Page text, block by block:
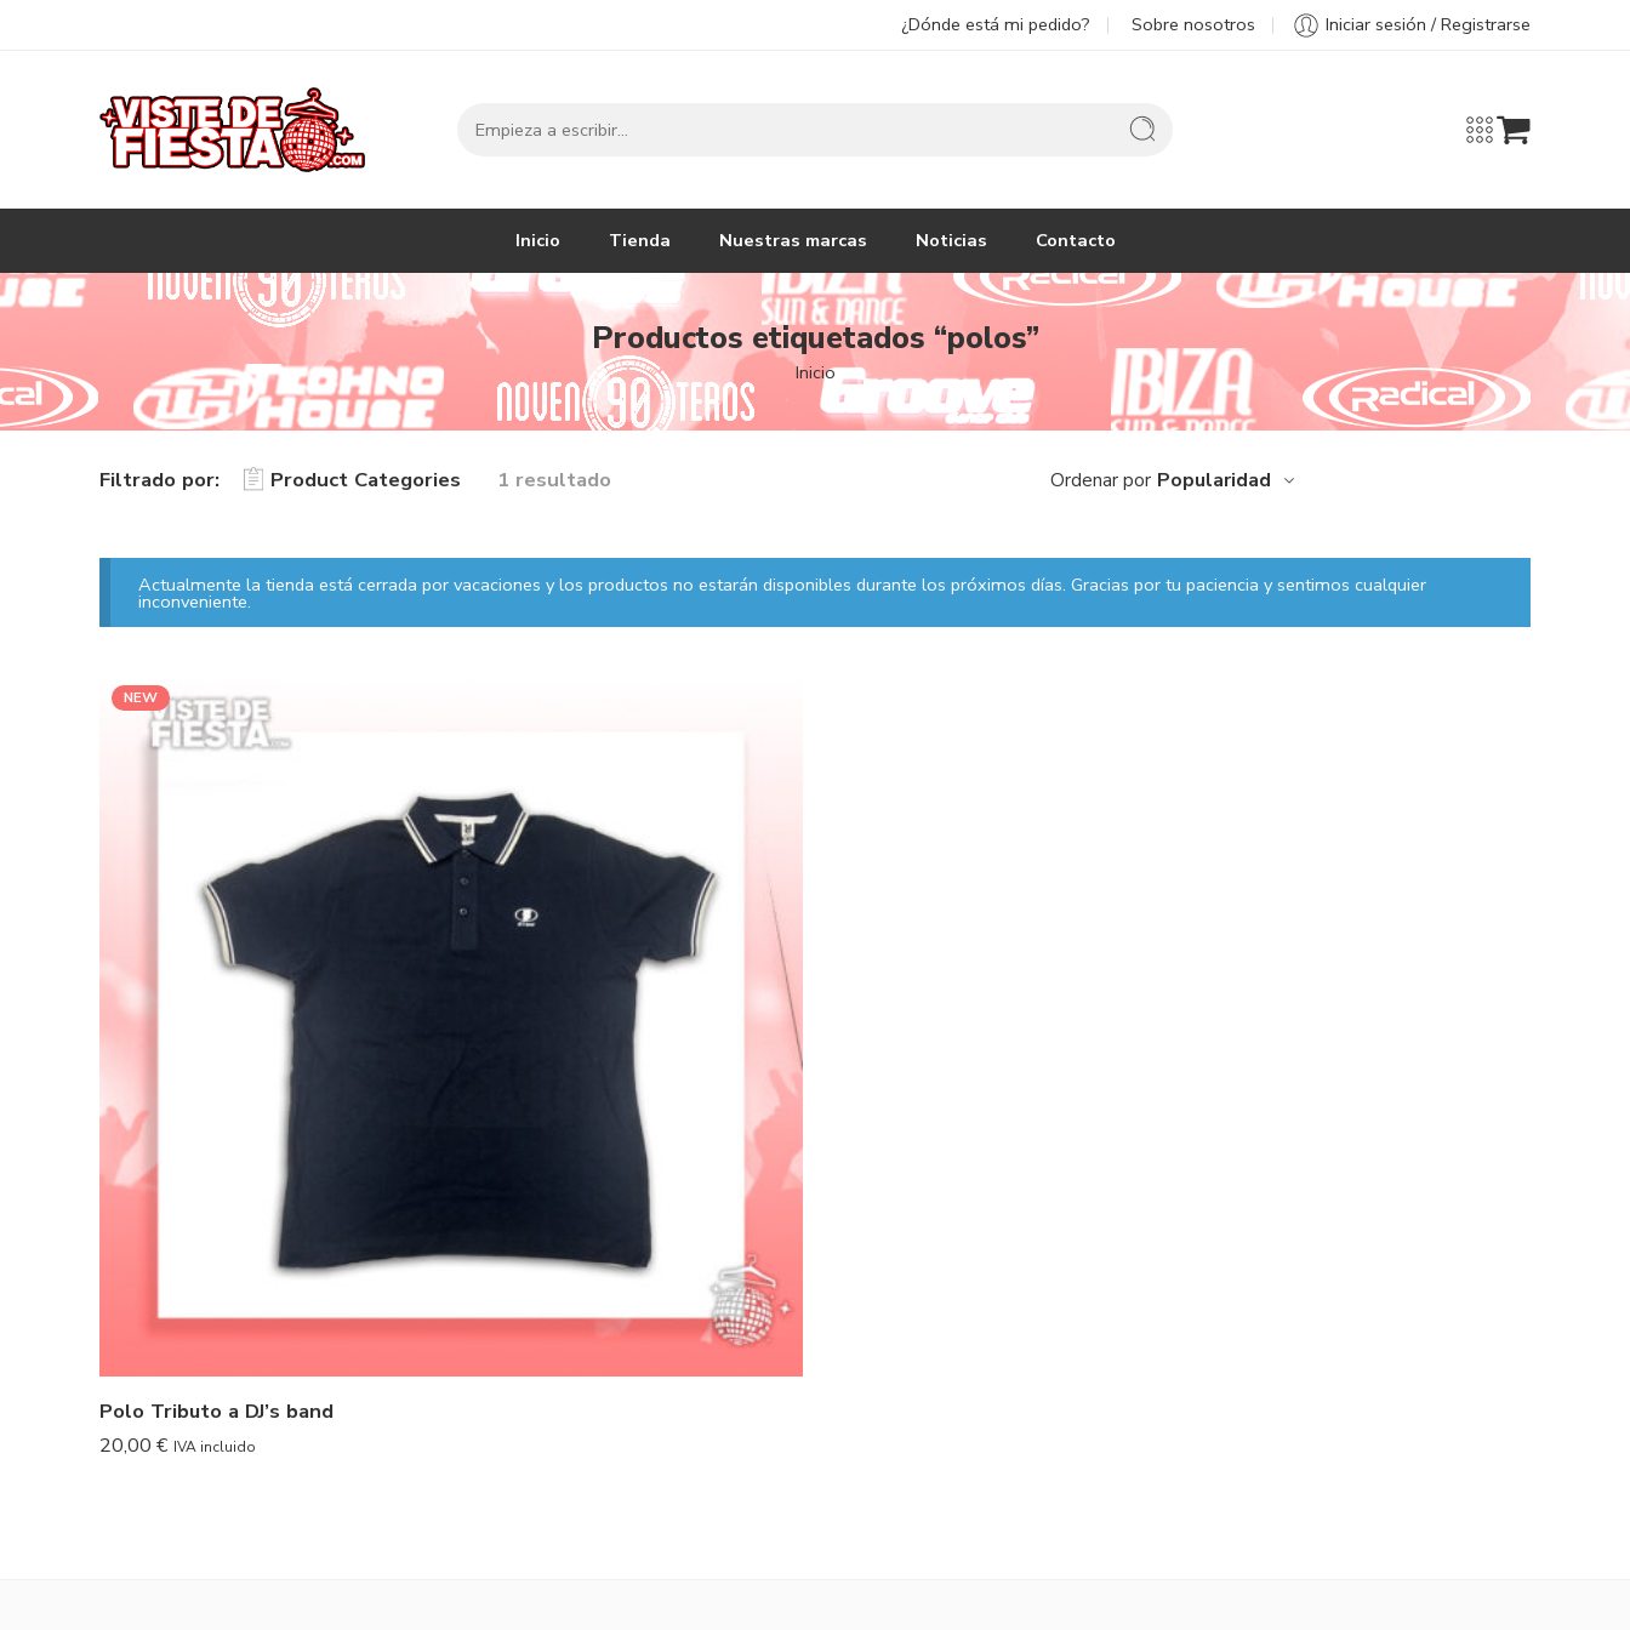
¿Dónde está mi pedido? Sobre nosotros Iniciar sesión / Registrarse
Inicio Tienda Nuestras marcas Noticias Contacto
Productos etiquetados “polos”
Inicio
Filtrado por: Product Categories 1 resultado Ordenar por Popularidad
Actualmente la tienda está cerrada por vacaciones y los productos no estarán disponibles durante los próximos días. Gracias por tu paciencia y sentimos cualquier
inconveniente.
NEW
Polo Tributo a DJ’s band
20,00 € IVA incluido